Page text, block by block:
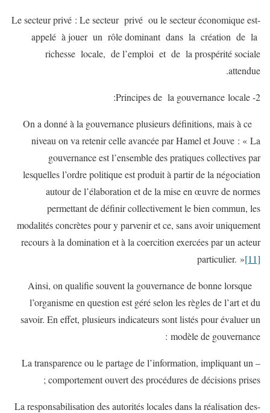
-Le secteur privé : Le secteur privé ou le secteur économique est
appelé à jouer un rôle dominant dans la création de la
richesse locale, de l’emploi et de la prospérité sociale
attendue.
2- Principes de la gouvernance locale:
On a donné à la gouvernance plusieurs définitions, mais à ce
niveau on va retenir celle avancée par Hamel et Jouve : « La
gouvernance est l’ensemble des pratiques collectives par
lesquelles l’ordre politique est produit à partir de la négociation
autour de l’élaboration et de la mise en œuvre de normes
permettant de définir collectivement le bien commun, les
modalités concrètes pour y parvenir et ce, sans avoir uniquement
recours à la domination et à la coercition exercées par un acteur
particulier. »[11]
Ainsi, on qualifie souvent la gouvernance de bonne lorsque
l’organisme en question est géré selon les règles de l’art et du
savoir. En effet, plusieurs indicateurs sont listés pour évaluer un
modèle de gouvernance :
– La transparence ou le partage de l’information, impliquant un
comportement ouvert des procédures de décisions prises ;
-La responsabilisation des autorités locales dans la réalisation des